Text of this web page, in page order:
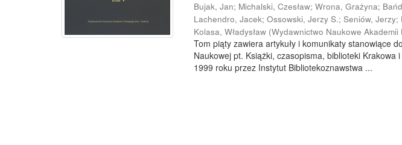
Bujak, Jan; Michalski, Czesław;Wrona, Grażyna;
Lachendro, Jacek;Ossowski, Jerzy S.;Seniów, Jerzy;
Kolasa, Władysław (Wydawnictwo Naukowe
Tom piąty zawiera artykuły i komunikaty stanowiące
Naukowej pt. Książki, czasopisma, biblioteki Krakowa
1999 roku przez Instytut Bibliotekoznawstwa ...